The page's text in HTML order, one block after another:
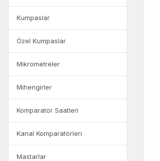
Kumpaslar
Özel Kumpaslar
Mikrometreler
Mihengirler
Komparatör Saatleri
Kanal Komparatörleri
Mastarlar